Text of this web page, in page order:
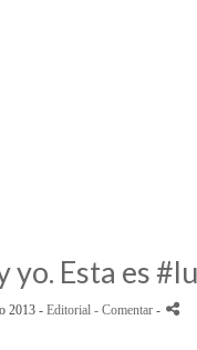
yo. Esta es
2013 - Editorial - Comentar -